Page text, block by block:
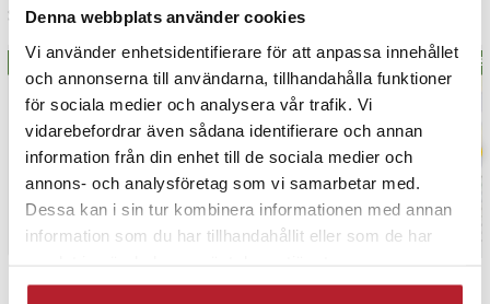
Denna webbplats använder cookies
Vi använder enhetsidentifierare för att anpassa innehållet
och annonserna till användarna, tillhandahålla funktioner
för sociala medier och analysera vår trafik. Vi
vidarebefordrar även sådana identifierare och annan
information från din enhet till de sociala medier och
annons- och analysföretag som vi samarbetar med.
Dessa kan i sin tur kombinera informationen med annan
information som du har tillhandahållit eller som de har
Senast besökta
BÄSTSÄLJARE